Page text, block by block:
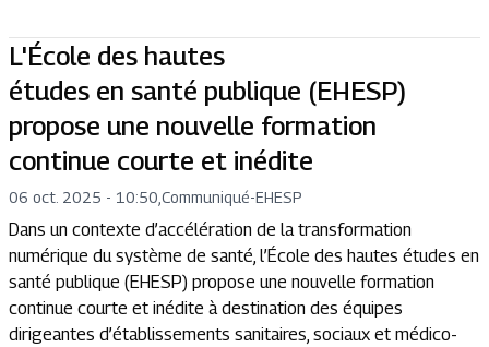
L'École des hautes
études en santé publique (EHESP)
propose une nouvelle formation
continue courte et inédite
06 oct. 2025 - 10:50 Communiqué-EHESP
Dans un contexte d’accélération de la transformation
numérique du système de santé, l’École des hautes études en
santé publique (EHESP) propose une nouvelle formation
continue courte et inédite à destination des équipes
dirigeantes d’établissements sanitaires, sociaux et médico-